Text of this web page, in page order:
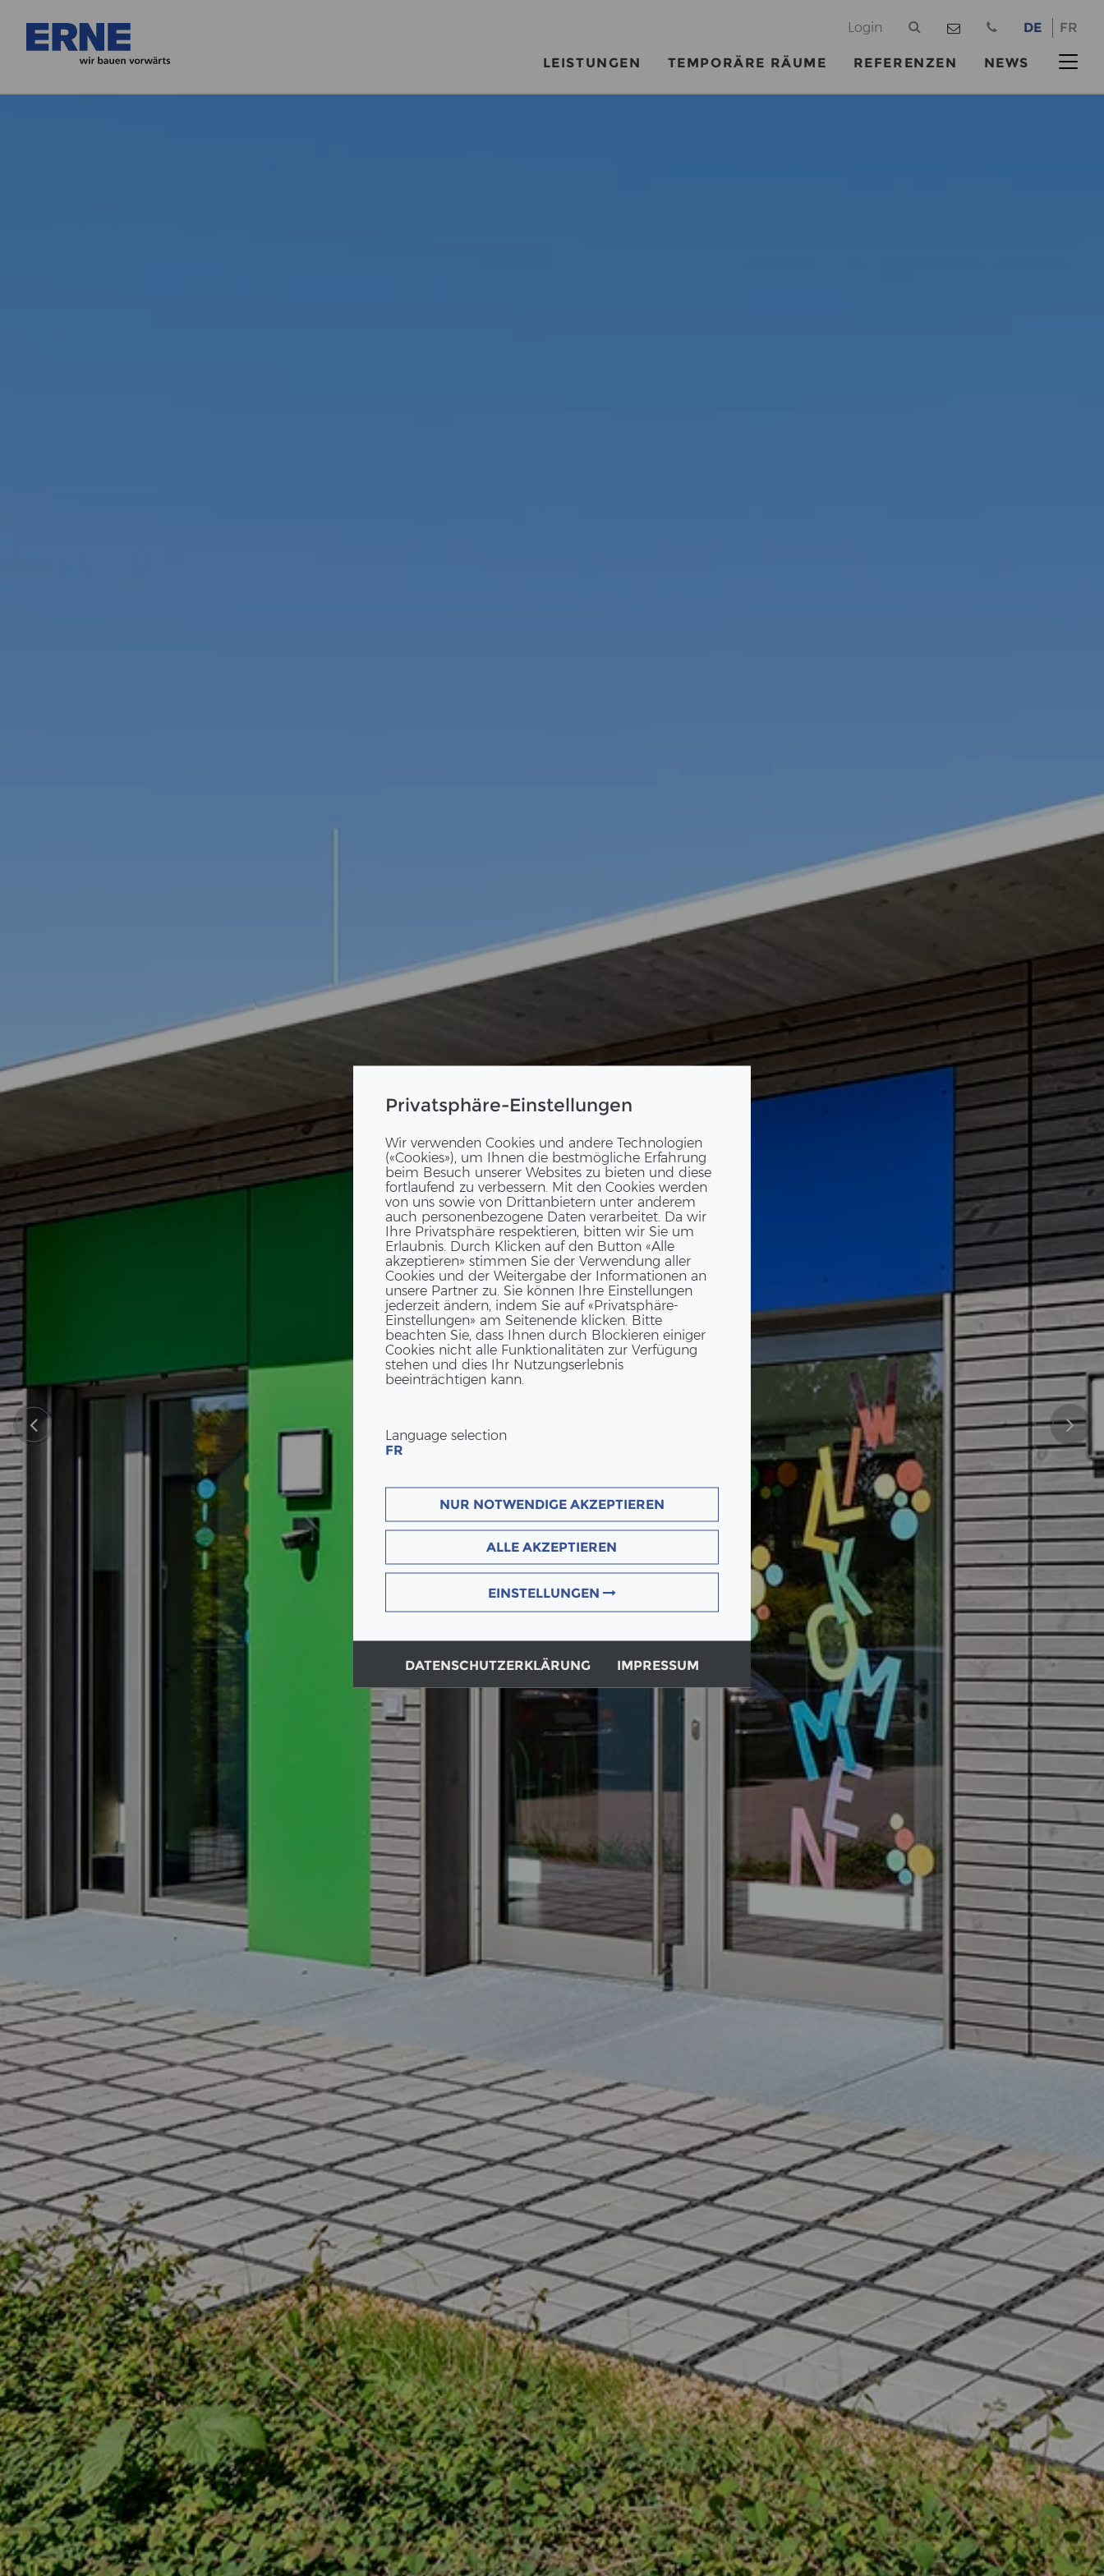
Privatsphäre-Einstellungen
Wir verwenden Cookies und andere Technologien
(«Cookies»), um Ihnen die bestmögliche Erfahrung
beim Besuch unserer Websites zu bieten und diese
fortlaufend zu verbessern. Mit den Cookies werden
von uns sowie von Drittanbietern unter anderem
auch personenbezogene Daten verarbeitet. Da wir
Ihre Privatsphäre respektieren, bitten wir Sie um
Erlaubnis. Durch Klicken auf den Button «Alle
akzeptieren» stimmen Sie der Verwendung aller
Cookies und der Weitergabe der Informationen an
unsere Partner zu. Sie können Ihre Einstellungen
jederzeit ändern, indem Sie auf «Privatsphäre-
Einstellungen» am Seitenende klicken. Bitte
beachten Sie, dass Ihnen durch Blockieren einiger
Cookies nicht alle Funktionalitäten zur Verfügung
stehen und dies Ihr Nutzungserlebnis
beeinträchtigen kann.
Language selection
FR
NUR NOTWENDIGE AKZEPTIEREN
ALLE AKZEPTIEREN
EINSTELLUNGEN
DATENSCHUTZERKLÄRUNG IMPRESSUM
DE FR
Login
LEISTUNGEN TEMPORÄRE RÄUME REFERENZEN NEWS